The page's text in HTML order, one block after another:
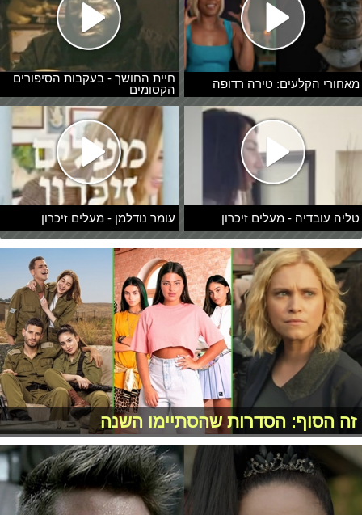
מאחורי הקלעים: טירה רדופה
חיית החושך - בעקבות הסיפורים
הקסומים
טליה עובדיה - מעלים זיכרון עומר נודלמן - מעלים זיכרון
זה הסוף: הסדרות שהסתיימו השנה